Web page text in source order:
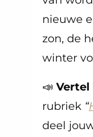
nieuwe
zon, de
winter
📣 Vertel
rubriek “
deel